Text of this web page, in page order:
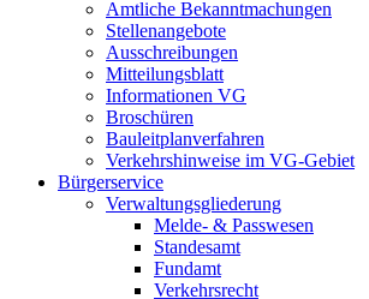
Amtliche Bekanntmachungen
Stellenangebote
Ausschreibungen
Mitteilungsblatt
Informationen VG
Broschüren
Bauleitplanverfahren
Verkehrshinweise im VG-Gebiet
Bürgerservice
Verwaltungsgliederung
Melde- & Passwesen
Standesamt
Fundamt
Verkehrsrecht